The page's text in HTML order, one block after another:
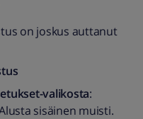
on joskus auttanut
valikosta:
sisäinen muisti.